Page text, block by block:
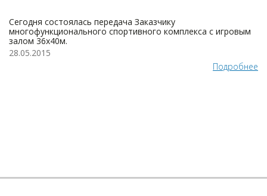
Сегодня состоялась передача Заказчику
многофункционального спортивного комплекса с игровым
залом 36х40м.
28.05.2015
Подробнее